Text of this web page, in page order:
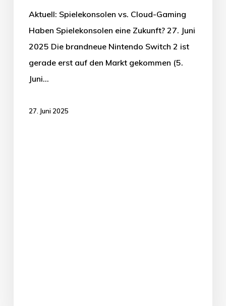
Aktuell: Spielekonsolen vs. Cloud-Gaming
Haben Spielekonsolen eine Zukunft? 27. Juni
2025 Die brandneue Nintendo Switch 2 ist
gerade erst auf den Markt gekommen (5.
Juni…
27. Juni 2025